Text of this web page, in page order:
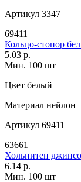
Артикул 3347
69411
Кольцо-стопор
5.03 р.
Мин. 100 шт
Цвет белый
Материал нейлон
Артикул 69411
63661
Хольнитен
6.14 р.
Мин. 100 шт